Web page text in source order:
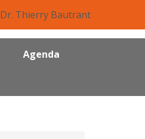
Dr. Thierry Bautrant
Agenda